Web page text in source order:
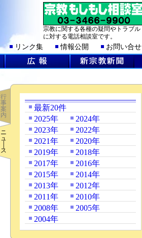
宗教に関する各種の疑問やトラブル
に対する電話相談室です。
お問い合せ
情報公開
リンク集
行
事
案
内
ニ
ュ
ス
最新20件
2025年
2024年
2023年
2022年
2021年
2020年
2019年
2018年
2017年
2016年
2015年
2014年
2013年
2012年
2011年
2010年
2008年
2005年
2004年